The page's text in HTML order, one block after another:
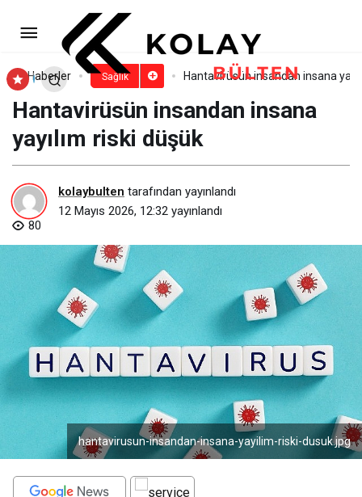
Haberler Sağlık Hantavirüsün insandan insana
Hantavirüsün insandan insana
yayılım riski düşük
kolaybulten tarafından yayınlandı
12 Mayıs 2026, 12:32 yayınlandı
80
hantavirusun-insandan-insana-yayilim-riski-dusuk.jpg
Selçuklu Belediyesi Kızılay’a
Destek Olmayı Sürdürüyor
Yorum Yap Paylaş